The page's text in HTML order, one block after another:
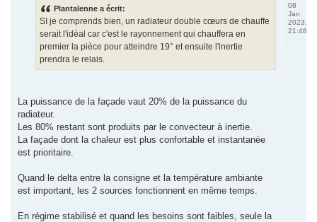
Plantalenne a écrit:
SI je comprends bien, un radiateur double cœurs de chauffe
serait l'idéal car c'est le rayonnement qui chauffera en
premier la pièce pour atteindre 19° et ensuite l'inertie
prendra le relais.
La puissance de la façade vaut 20% de la puissance du
radiateur.
Les 80% restant sont produits par le convecteur à inertie.
La façade dont la chaleur est plus confortable et instantanée
est prioritaire.
Quand le delta entre la consigne et la température ambiante
est important, les 2 sources fonctionnent en même temps.
En régime stabilisé et quand les besoins sont faibles, seule la
08
Jan
2023,
21:48